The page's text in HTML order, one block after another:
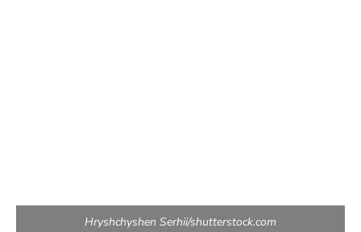
Hryshchyshen Serhii/shutterstock.com